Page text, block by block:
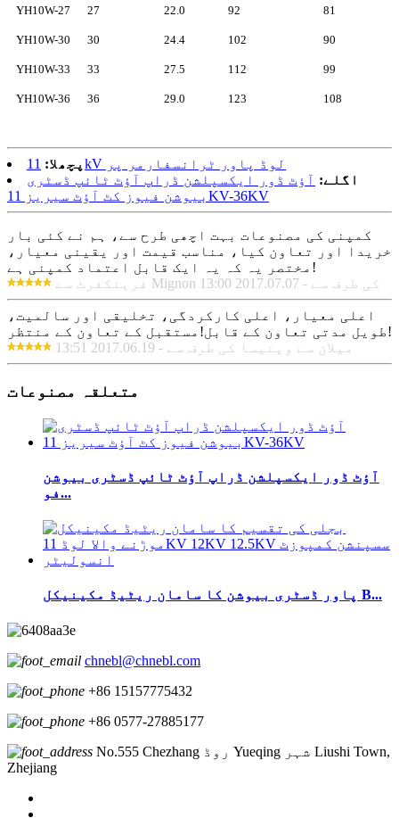
YH10W-27 27 22.0 92 81
YH10W-30 30 24.4 102 90
YH10W-33 33 27.5 112 99
YH10W-36 36 29.0 123 108
پچھلا:
11kV لوڈ پاور ٹرانسفارمر پر
اگلے: آؤٹ ڈور ایکسپلشن ڈراپ آؤٹ ٹائپ ڈسٹری
بیوشن فیوز کٹ آؤٹ سیریز 11KV-36KV
کمپنی کی مصنوعات بہت اچھی طرح سے، ہم نے کئی بار
خریدا اور تعاون کیا، مناسب قیمت اور یقینی معیار،
مختصر یہ کہ یہ ایک قابل اعتماد کمپنی ہے!
فرینکفرٹ سے Mignon کی طرف سے - 2017.07.07 13:00
اعلی معیار، اعلی کارکردگی، تخلیقی اور سالمیت،
طویل مدتی تعاون کے قابل!مستقبل کے تعاون کے منتظر!
میلان سے وینیسا کی طرف سے - 2017.06.19 13:51
متعلقہ مصنوعات
آؤٹ ڈور ایکسپلشن ڈراپ آؤٹ ٹائپ ڈسٹری بیوشن
فو...
پاور ڈسٹری بیوشن کا سامان ریٹیڈ مکینیکل B...
chnebl@chnebl.com
+86 15157775432
+86 0577-27885177
No.555 Chezhang روڈ Yueqing شہر Liushi Town,
Zhejiang